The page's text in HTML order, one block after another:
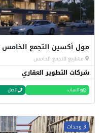
مول أكسين التجمع الخامس Axin Mall New Cairo
مشاريع التجمع الخامس
شركات التطوير العقاري
واتساب اتصل
3 وحدات